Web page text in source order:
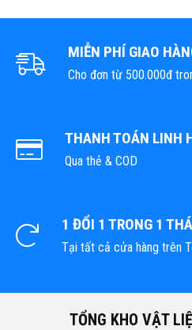
MIỄN PHÍ GIAO
Cho đơn từ 500.000đ
THANH TOÁN LINH
Qua thẻ & COD
1 ĐỔI 1 TRONG 1
Tại tất cả cửa hàng trên
TỔNG KHO VẬT